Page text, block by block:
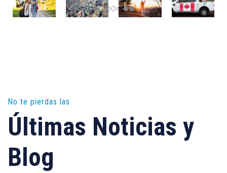
No te pierdas las
Últimas Noticias y
Blog